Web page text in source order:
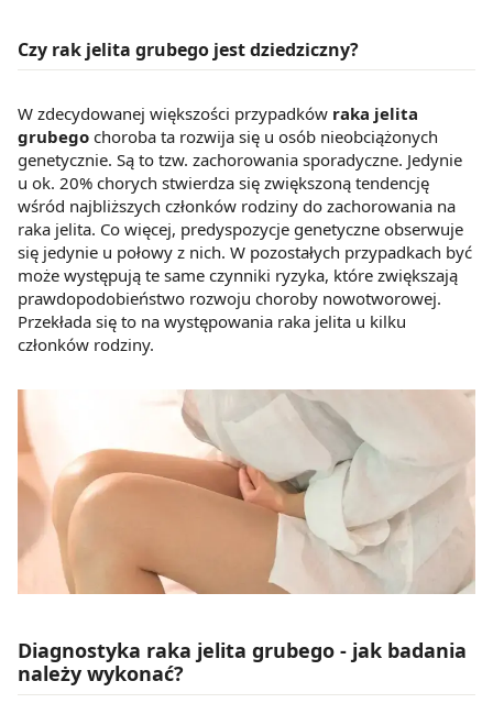
Czy rak jelita grubego jest dziedziczny?
W zdecydowanej większości przypadków raka jelita
grubego choroba ta rozwija się u osób nieobciążonych
genetycznie. Są to tzw. zachorowania sporadyczne. Jedynie
u ok. 20% chorych stwierdza się zwiększoną tendencję
wśród najbliższych członków rodziny do zachorowania na
raka jelita. Co więcej, predyspozycje genetyczne obserwuje
się jedynie u połowy z nich. W pozostałych przypadkach być
może występują te same czynniki ryzyka, które zwiększają
prawdopodobieństwo rozwoju choroby nowotworowej.
Przekłada się to na występowania raka jelita u kilku
członków rodziny.
Diagnostyka raka jelita grubego - jak badania
należy wykonać?